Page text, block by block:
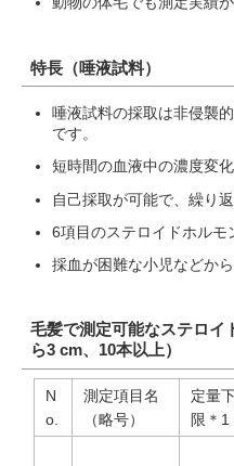
特長（唾液試料）
唾液試料の採取は非侵襲
です。
短時間の血液中の濃度変
自己採取が可能で、繰り
6項目のステロイドホルモ
採血が困難な小児などか
毛髪で測定可能なステロイ
ら3 cm、10本以上）
N
o.
測定項目名
（略号）
定量
限＊1